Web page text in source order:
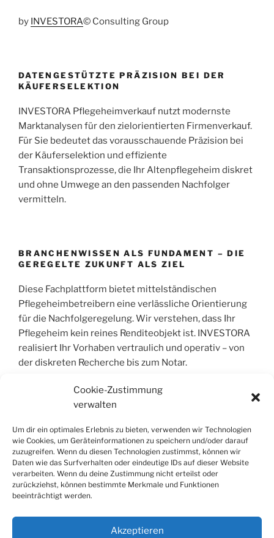
Cookie-Zustimmung
verwalten
Um dir ein optimales Erlebnis zu bieten, verwenden wir Technologien
wie Cookies, um Geräteinformationen zu speichern und/oder darauf
zuzugreifen. Wenn du diesen Technologien zustimmst, können wir
Daten wie das Surfverhalten oder eindeutige IDs auf dieser Website
verarbeiten. Wenn du deine Zustimmung nicht erteilst oder
zurückziehst, können bestimmte Merkmale und Funktionen
beeinträchtigt werden.
Akzeptieren
by INVESTORA© Consulting Group
DATENGESTÜTZTE PRÄZISION BEI DER
KÄUFERSELEKTION
INVESTORA Pflegeheimverkauf nutzt modernste
Marktanalysen für den zielorientierten Firmenverkauf.
Für Sie bedeutet das vorausschauende Präzision bei
der Käuferselektion und effiziente
Transaktionsprozesse, die Ihr Altenpflegeheim diskret
und ohne Umwege an den passenden Nachfolger
vermitteln.
BRANCHENWISSEN ALS FUNDAMENT – DIE
GEREGELTE ZUKUNFT ALS ZIEL
Diese Fachplattform bietet mittelständischen
Pflegeheimbetreibern eine verlässliche Orientierung
für die Nachfolgeregelung. Wir verstehen, dass Ihr
Pflegeheim kein reines Renditeobjekt ist. INVESTORA
realisiert Ihr Vorhaben vertraulich und operativ – von
der diskreten Recherche bis zum Notar.
GMBH & CO. KG. ALLE RECHTE VORBEHALT
Alle Informationen wurden sorgfältig
zusammengestellt, jedoch wird jegliche Haftung für
Richtigkeit und Vollständigkeit ausgeschlossen. Die
Inhalte dienen der allgemeinen Information und stellen
keine individuelle Fachberatung.